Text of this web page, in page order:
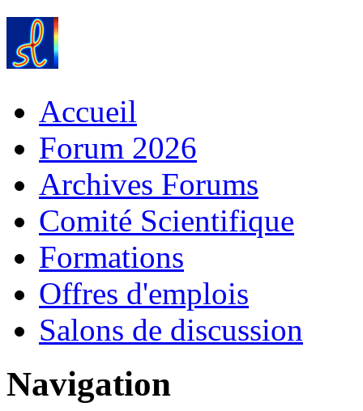
Accueil
Forum 2026
Archives Forums
Comité Scientifique
Formations
Offres d'emplois
Salons de discussion
Navigation